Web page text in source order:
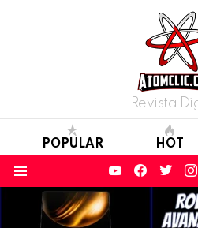
Revista
POPULAR HOT
YouTubeFacebook
Twitter
STORIES